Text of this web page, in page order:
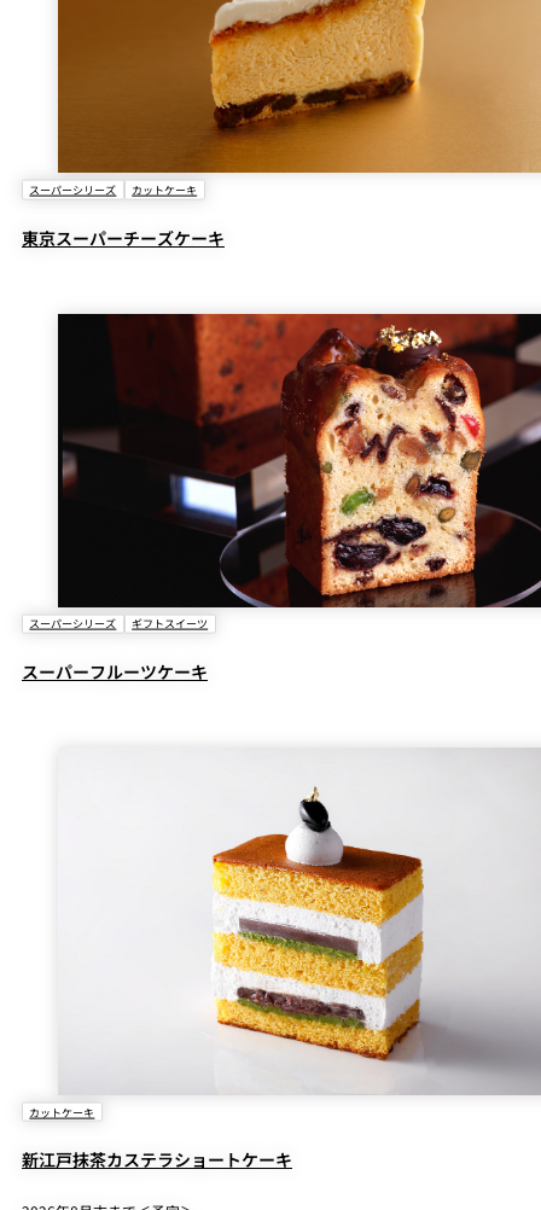
スーパーシリーズ カットケーキ
東京スーパーチーズケーキ
スーパーシリーズ ギフトスイーツ
スーパーフルーツケーキ
カットケーキ
新江戸抹茶カステラショートケーキ